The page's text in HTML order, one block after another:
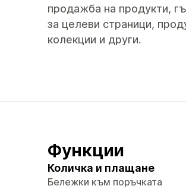
продажба на продукти,
за целеви страници,
колекции и други.
Функции
Количка и плащане
Бележки към поръчката